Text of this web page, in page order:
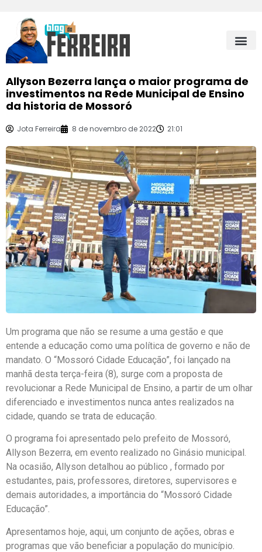
Allyson Bezerra lança o maior programa de
investimentos na Rede Municipal de Ensino
da historia de Mossoró
Jota Ferreira 8 de novembro de 2022 21:01
Um programa que não se resume a uma gestão e que
entende a educação como uma política de governo e não de
mandato. O “Mossoró Cidade Educação”, foi lançado na
manhã desta terça-feira (8), surge com a proposta de
revolucionar a Rede Municipal de Ensino, a partir de um olhar
diferenciado e investimentos nunca antes realizados na
cidade, quando se trata de educação.
O programa foi apresentado pelo prefeito de Mossoró,
Allyson Bezerra, em evento realizado no Ginásio municipal.
Na ocasião, Allyson detalhou ao público , formado por
estudantes, pais, professores, diretores, supervisores e
demais autoridades, a importância do “Mossoró Cidade
Educação”.
Apresentamos hoje, aqui, um conjunto de ações, obras e
programas que vão beneficiar a população do município.